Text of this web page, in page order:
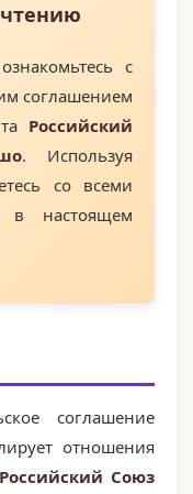
с
соглашением
Российский
. Используя
со всеми
в настоящем
соглашение
отношения
Российский Союз